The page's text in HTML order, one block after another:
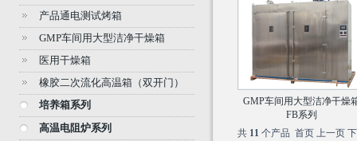
产品通电测试烤箱
GMP车间用大型洁净干燥箱
医用干燥箱
橡胶二次流化高温箱（双开门）
培养箱系列
高温电阻炉系列
GMP车间用大型洁净干燥
FB系列
共 11 个产品 首页 上一页